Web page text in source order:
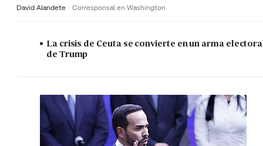
David Alandete Corresponsal en Washington
La crisis de Ceuta se convierte en un arma
de Trump